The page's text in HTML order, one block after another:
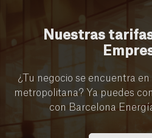
Nuestras
¿Tu negocio se encuentra
metropolitana? Ya puedes
con Barcelona